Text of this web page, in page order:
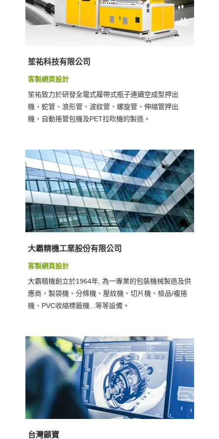
笙祐科技有限公司
客製網頁設計
笙祐致力於研發全電式履帶式瓶子連續空成型押出
機，蛇管、浪形管、波紋管、螺旋管、伸縮管押出
機、自動捲管包機及PET拉吹機的製造。
大霸精機工業股份有限公司
客製網頁設計
大霸精機創立於1964年, 為一專業的包裝機械製造及供
應商，製袋機、分條機、壓紋機、切片機、檢品/複捲
機、PVC收縮標籤機...等等設備。
台灣顧寶